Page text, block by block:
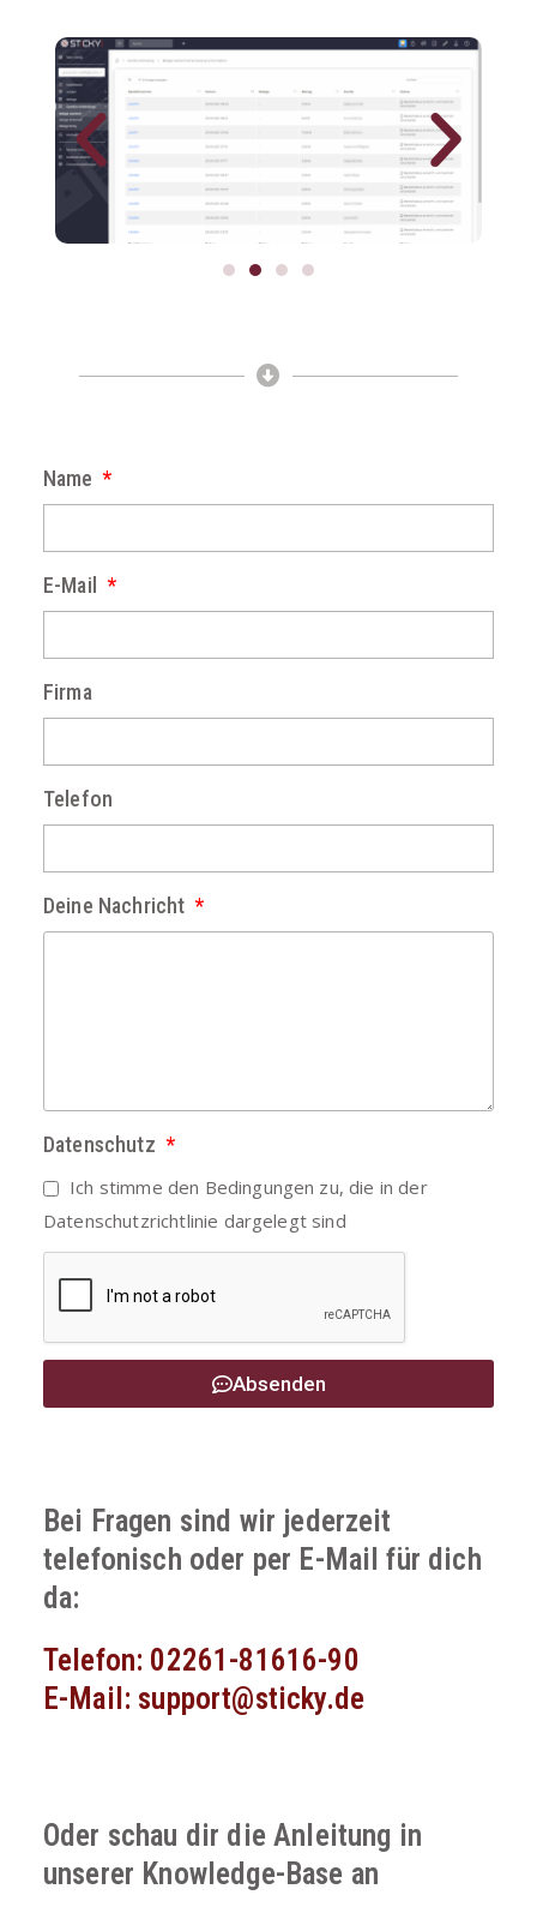
unverbindlich testen
Name
E-Mail
Firma
Telefon
Deine Nachricht
Datenschutz
Ich stimme den Bedingungen zu, die in der
Datenschutzrichtlinie dargelegt sind
Absenden
Bei Fragen sind wir jederzeit
telefonisch oder per E-Mail für dich
da:
Telefon: 02261-81616-90
E-Mail: support@sticky.de
Oder schau dir die Anleitung in
unserer Knowledge-Base an